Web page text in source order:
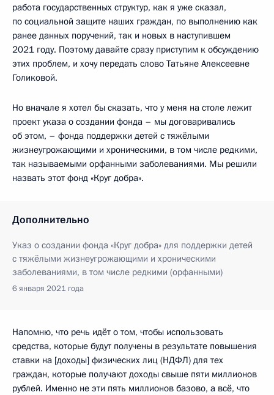
работа государственных структур, как я уже сказал,
по социальной защите наших граждан, по выполнению как
ранее данных поручений, так и новых в наступившем
2021 году. Поэтому давайте сразу приступим к обсуждению
этих проблем, и хочу передать слово Татьяне Алексеевне
Голиковой.
Но вначале я хотел бы сказать, что у меня на столе лежит
проект указа о создании фонда – мы договаривались
об этом, – фонда поддержки детей с тяжёлыми
жизнеугрожающими и хроническими, в том числе редкими,
так называемыми орфанными заболеваниями. Мы решили
назвать этот фонд «Круг добра».
Дополнительно
Указ о создании фонда «Круг добра» для поддержки детей
с тяжёлыми жизнеугрожающими и хроническими
заболеваниями, в том числе редкими (орфанными)
6 января 2021 года
Напомню, что речь идёт о том, чтобы использовать
средства, которые будут получены в результате повышения
ставки на [доходы] физических лиц (НДФЛ) для тех
граждан, которые получают доходы свыше пяти миллионов
рублей. Именно не эти пять миллионов базово, а всё, что